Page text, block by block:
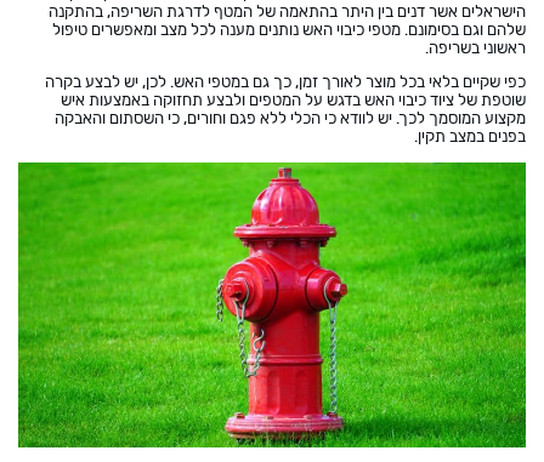
הישראלים אשר דנים בין היתר בהתאמה של המטף לדרגת השריפה, בהתקנה
שלהם וגם בסימונם. מטפי כיבוי האש נותנים מענה לכל מצב ומאפשרים טיפול
ראשוני בשריפה.
כפי שקיים בלאי בכל מוצר לאורך זמן, כך גם במטפי האש. לכן, יש לבצע בקרה
שוטפת של ציוד כיבוי האש בדגש על המטפים ולבצע תחזוקה באמצעות איש
מקצוע המוסמך לכך. יש לוודא כי הכלי ללא פגם וחורים, כי השסתום והאבקה
בפנים במצב תקין.